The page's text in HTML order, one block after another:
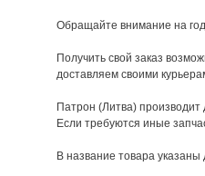
Обращайте внимание на
Получить свой заказ
доставляем своими
Патрон (Литва)
Если требуются иные
В название товара указаны